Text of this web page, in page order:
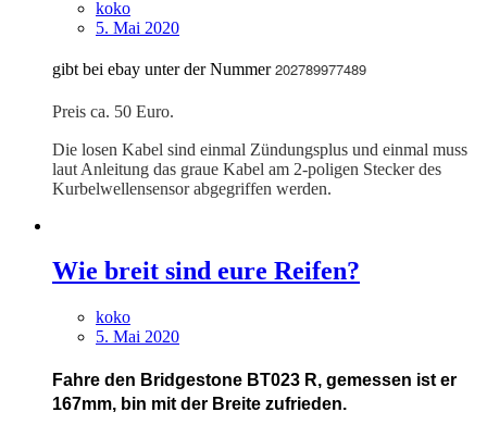
koko
5. Mai 2020
gibt bei ebay unter der Nummer202789977489
Preis ca. 50 Euro.
Die losen Kabel sind einmal Zündungsplus und einmal muss
laut Anleitung das graue Kabel am 2-poligen Stecker des
Kurbelwellensensor abgegriffen werden.
Wie breit sind eure Reifen?
koko
5. Mai 2020
Fahre den Bridgestone BT023 R, gemessen ist er
167mm, bin mit der Breite zufrieden.